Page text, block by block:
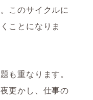
このサイクルに
ことになりま
も重なります。
更かし、仕事の